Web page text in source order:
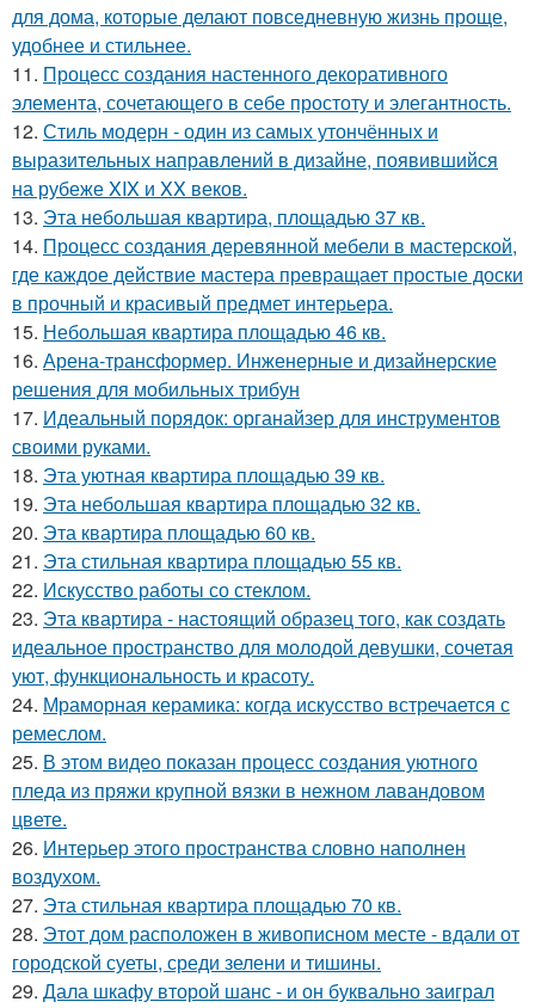
для дома, которые делают повседневную жизнь проще,
удобнее и стильнее.
11. Процесс создания настенного декоративного
элемента, сочетающего в себе простоту и элегантность.
12. Стиль модерн - один из самых утончённых и
выразительных направлений в дизайне, появившийся
на рубеже XIX и XX веков.
13. Эта небольшая квартира, площадью 37 кв.
14. Процесс создания деревянной мебели в мастерской,
где каждое действие мастера превращает простые доски
в прочный и красивый предмет интерьера.
15. Небольшая квартира площадью 46 кв.
16. Арена-трансформер. Инженерные и дизайнерские
решения для мобильных трибун
17. Идеальный порядок: органайзер для инструментов
своими руками.
18. Эта уютная квартира площадью 39 кв.
19. Эта небольшая квартира площадью 32 кв.
20. Эта квартира площадью 60 кв.
21. Эта стильная квартира площадью 55 кв.
22. Искусство работы со стеклом.
23. Эта квартира - настоящий образец того, как создать
идеальное пространство для молодой девушки, сочетая
уют, функциональность и красоту.
24. Мраморная керамика: когда искусство встречается с
ремеслом.
25. В этом видео показан процесс создания уютного
пледа из пряжи крупной вязки в нежном лавандовом
цвете.
26. Интерьер этого пространства словно наполнен
воздухом.
27. Эта стильная квартира площадью 70 кв.
28. Этот дом расположен в живописном месте - вдали от
городской суеты, среди зелени и тишины.
29. Дала шкафу второй шанс - и он буквально заиграл